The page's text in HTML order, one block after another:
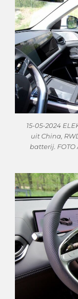
15-05-2024
uit China,
batterij. FOTO